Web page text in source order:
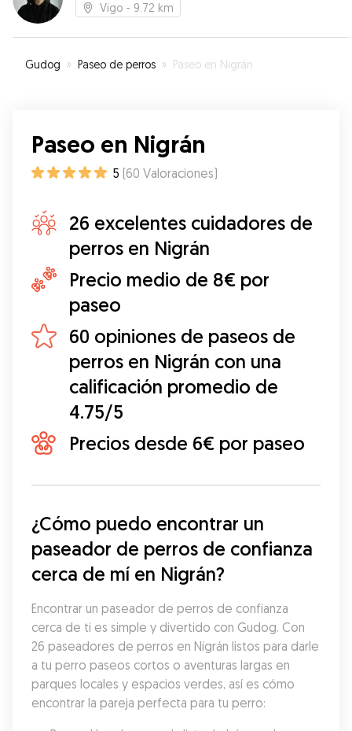
Vigo - 9.72 km
Gudog » Paseo de perros » Paseo en Nigrán
Paseo en Nigrán
5 (60 Valoraciones)
26 excelentes cuidadores de
perros en Nigrán
Precio medio de 8€ por
paseo
60 opiniones de paseos de
perros en Nigrán con una
calificación promedio de
4.75/5
Precios desde 6€ por paseo
¿Cómo puedo encontrar un
paseador de perros de confianza
cerca de mí en Nigrán?
Encontrar un paseador de perros de confianza
cerca de ti es simple y divertido con Gudog. Con
26 paseadores de perros en Nigrán listos para darle
a tu perro paseos cortos o aventuras largas en
parques locales y espacios verdes, así es cómo
encontrar la pareja perfecta para tu perro: